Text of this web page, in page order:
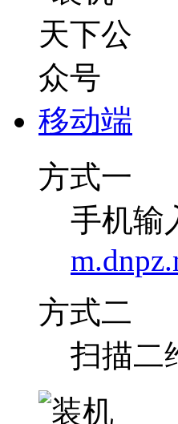
移动端
方式一
手机输
方式二
扫描二